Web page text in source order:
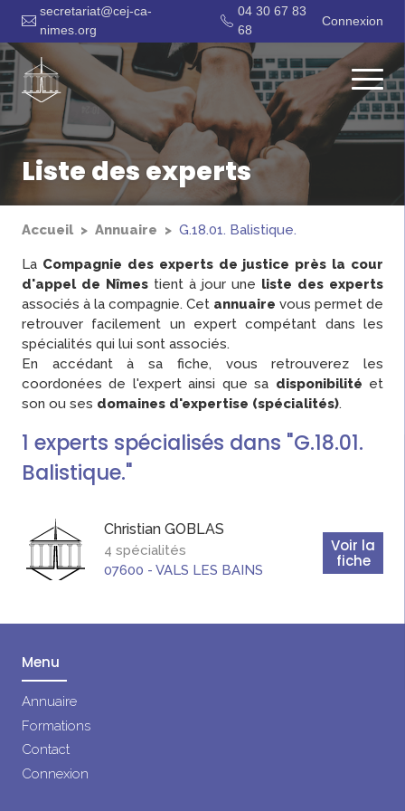
secretariat@cej-ca-
nimes.org
04 30 67 83
68
Connexion
Liste des experts
Accueil Annuaire G.18.01. Balistique.
La Compagnie des experts de justice près la cour
d'appel de Nîmes tient à jour une liste des experts
associés à la compagnie. Cet annuaire vous permet de
retrouver facilement un expert compétant dans les
spécialités qui lui sont associés.
En accédant à sa fiche, vous retrouverez les
coordonées de l'expert ainsi que sa disponibilité et
son ou ses domaines d'expertise (spécialités).
1 experts spécialisés dans "G.18.01.
Balistique."
Christian GOBLAS
4 spécialités
07600 - VALS LES BAINS
Voir la
fiche
Menu
Annuaire
Formations
Contact
Connexion